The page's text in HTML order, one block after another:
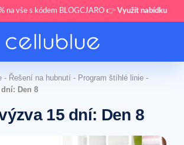
na vše s kódem BLOGCJARO 👉 Využít nabídku
- Řešení na hubnutí - Program štíhlé linie -
Den 8
15 dní: Den 8